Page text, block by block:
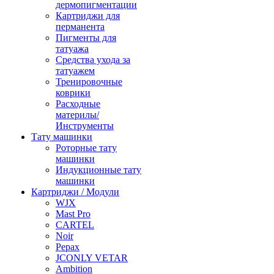
дермопигментации
Картриджи для
перманента
Пигменты для
татуажа
Средства ухода за
татуажем
Тренировочные
коврики
Расходные
материлы/
Инструменты
Тату машинки
Роторные тату
машинки
Индукционные тату
машинки
Картриджи / Модули
WJX
Mast Pro
CARTEL
Noir
Pepax
JCONLY VETAR
Ambition